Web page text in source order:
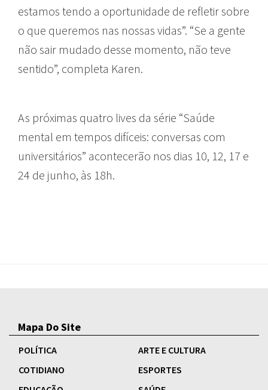
estamos tendo a oportunidade de refletir sobre
o que queremos nas nossas vidas”. “Se a gente
não sair mudado desse momento, não teve
sentido”, completa Karen.
As próximas quatro lives da série “Saúde
mental em tempos difíceis: conversas com
universitários” acontecerão nos dias 10, 12, 17 e
24 de junho, às 18h.
Mapa Do Site
POLÍTICA
ARTE E CULTURA
COTIDIANO
ESPORTES